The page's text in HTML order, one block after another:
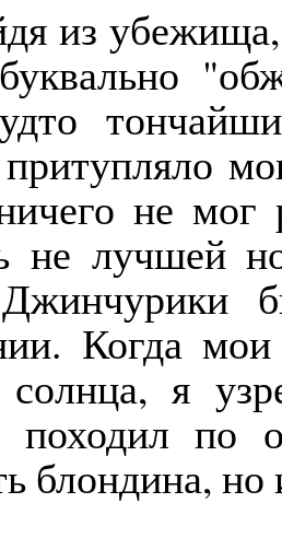
из убежища,
не
не лучшей
Когда
солнца, я
походил по
блондина, но